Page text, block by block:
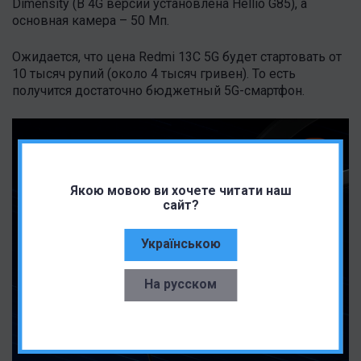
Якою мовою ви хочете читати наш
сайт?
Українською
На русском
Dimensity (В 4G версии установлена Hellio G85), а
основная камера – 50 Мп.
Ожидается, что цена Redmi 13C 5G будет стартовать от
10 тысяч рупий (около 4 тысяч гривен). То есть
получится достаточно бюджетный 5G-смартфон.